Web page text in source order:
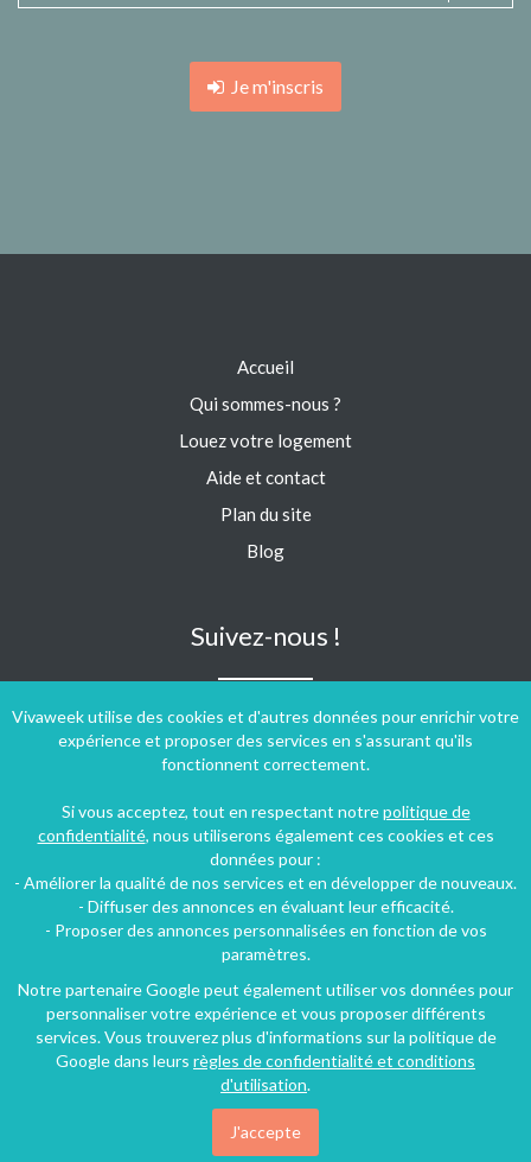
Je m'inscris
Vivaweek utilise des cookies et d'autres données pour enrichir votre
expérience et proposer des services en s'assurant qu'ils
fonctionnent correctement.
Si vous acceptez, tout en respectant notrepolitique de
confidentialité, nous utiliserons également ces cookies et ces
données pour :
- Améliorer la qualité de nos services et en développer de nouveaux.
- Diffuser des annonces en évaluant leur efficacité.
- Proposer des annonces personnalisées en fonction de vos
paramètres.
Notre partenaire Google peut également utiliser vos données pour
personnaliser votre expérience et vous proposer différents
services. Vous trouverez plus d'informations sur la politique de
Google dans leurs règles de confidentialité et conditions
d'utilisation.
J'accepte
Accueil
Qui sommes-nous ?
Louez votre logement
Aide et contact
Plan du site
Blog
Suivez-nous !
Conditions générales d'utilisation- Politique de confidentialité
Copyright © 2009 ‐ 2026 Vivaweek ‐ Tous droits réservés ‐
Dernière mise à jour du site : 07 août 2026